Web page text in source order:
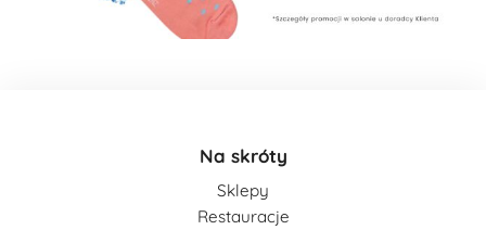
Na skróty
Sklepy
Restauracje